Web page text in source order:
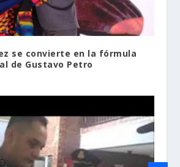
se convierte en la fórmula
de Gustavo Petro